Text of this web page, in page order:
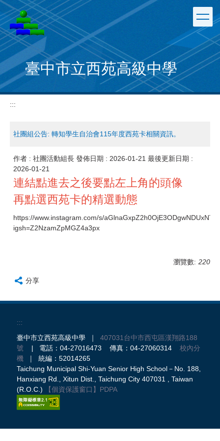
跳
到
主
要
內
容
區
臺中市立西苑高級中學
:::
社團組公告: 轉知學生自治會115年度西苑卡相關資訊。
作者 : 社團活動組長 發佈日期 : 2026-01-21 最後更新日期 :
2026-01-21
連結點進去之後要點左上角的頭像
再點選西苑卡的精選動態
https://www.instagram.com/s/
igsh=Z2NzamZpMGZ4a3px
瀏覽數: 220
分享
:::
臺中市立西苑高級中學 ｜ 407031台中市西屯區漢翔路188
號 | 電話：04-27016473 傳真：04-27060314 校內分
機 ｜ 統編：52014265
Taichung Municipal Shi-Yuan Senior High School－No. 188,
Hanxiang Rd., Xitun Dist., Taichung City 407031 , Taiwan
(R.O.C.)
【個資保護窗口】 PDPA